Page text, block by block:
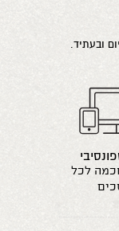
ובעתיד.
לכל